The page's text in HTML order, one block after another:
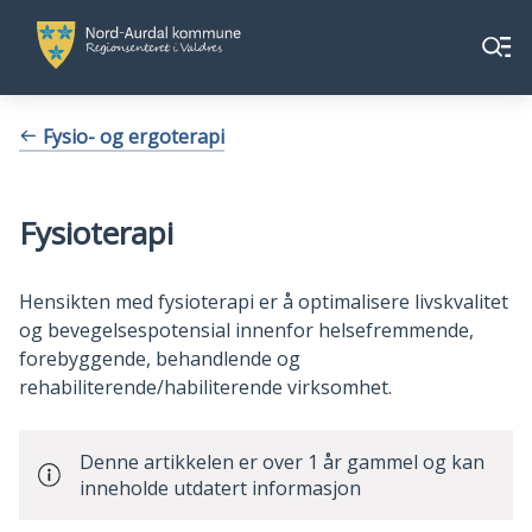
Nord-
Aurdal
kommune
Aurdal
Meny
Du Fysio- og ergoterapi
Fysioterapi
Hensikten med fysioterapi er å optimalisere livskvalitet
og bevegelsespotensial innenfor helsefremmende,
forebyggende, behandlende og
rehabiliterende/habiliterende virksomhet.
Denne artikkelen er over 1 år gammel og kan
inneholde utdatert informasjon